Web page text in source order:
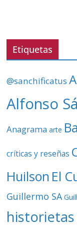
í
e
Etiquetas
@sanchificatus
Alfonso
Anagrama arte
críticas y reseñas
Huilson El
Guillermo SA
historietas